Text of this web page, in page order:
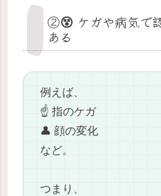
②😵 ケガや病気で
ある
例えば、
☝️ 指のケガ
👤 顔の変化
など。
つまり、